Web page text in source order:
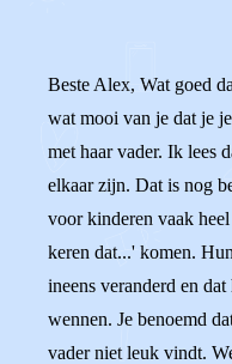
Beste Alex, Wat goed
wat mooi van je dat je
met haar vader. Ik lees
elkaar zijn. Dat is nog
voor kinderen vaak
keren dat...' komen.
ineens veranderd en
wennen. Je benoemd
vader niet leuk vindt.